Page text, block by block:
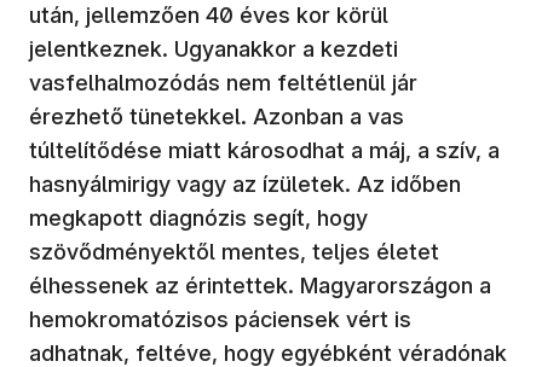
után, jellemzően 40 éves kor körül
jelentkeznek. Ugyanakkor a kezdeti
vasfelhalmozódás nem feltétlenül jár
érezhető tünetekkel. Azonban a vas
túltelítődése miatt károsodhat a máj, a szív, a
hasnyálmirigy vagy az ízületek. Az időben
megkapott diagnózis segít, hogy
szövődményektől mentes, teljes életet
élhessenek az érintettek. Magyarországon a
hemokromatózisos páciensek vért is
adhatnak, feltéve, hogy egyébként véradónak